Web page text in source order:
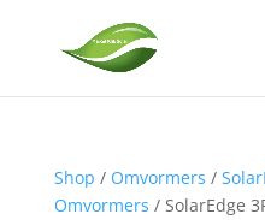
Shop / Omvormers /
Omvormers / SolarEdge